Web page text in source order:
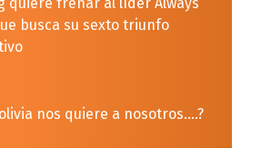
busca su sexto triunfo
nos quiere a nosotros….?